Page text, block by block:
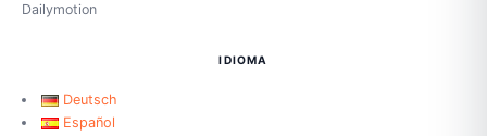
Dailymotion
IDIOMA
Deutsch
Español